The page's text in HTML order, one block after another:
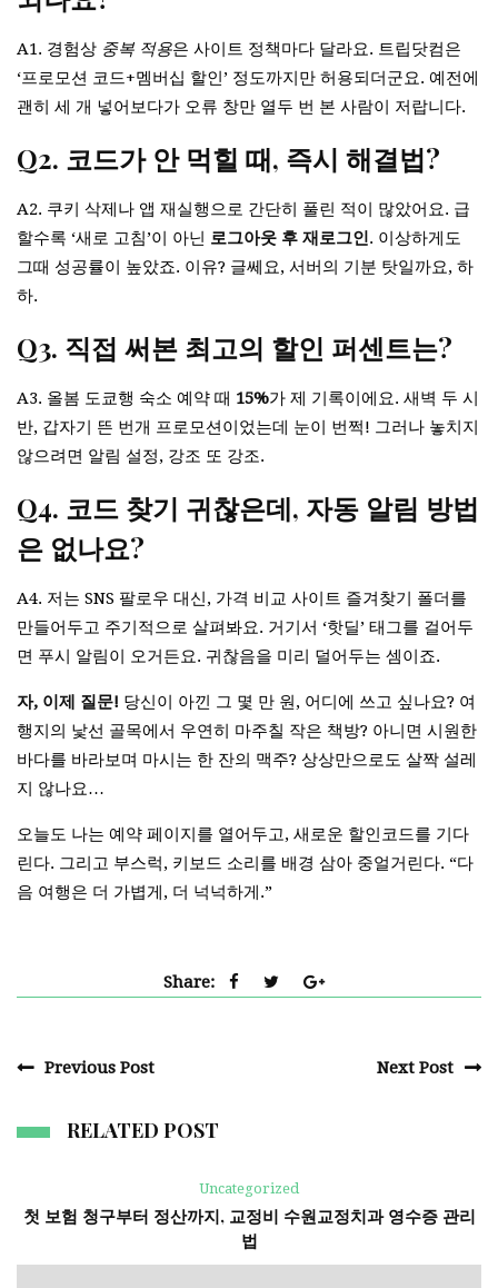
A1. 경험상 중복 적용은 사이트 정책마다 달라요. 트립닷컴은
‘프로모션 코드+멤버십 할인’ 정도까지만 허용되더군요. 예전에
괜히 세 개 넣어보다가 오류 창만 열두 번 본 사람이 저랍니다.
Q2. 코드가 안 먹힐 때, 즉시 해결법?
A2. 쿠키 삭제나 앱 재실행으로 간단히 풀린 적이 많았어요. 급
할수록 ‘새로 고침’이 아닌 로그아웃 후 재로그인. 이상하게도
그때 성공률이 높았죠. 이유? 글쎄요, 서버의 기분 탓일까요, 하
하.
Q3. 직접 써본 최고의 할인 퍼센트는?
A3. 올봄 도쿄행 숙소 예약 때 15%가 제 기록이에요. 새벽 두 시
반, 갑자기 뜬 번개 프로모션이었는데 눈이 번쩍! 그러나 놓치지
않으려면 알림 설정, 강조 또 강조.
Q4. 코드 찾기 귀찮은데, 자동 알림 방법
은 없나요?
A4. 저는 SNS 팔로우 대신, 가격 비교 사이트 즐겨찾기 폴더를
만들어두고 주기적으로 살펴봐요. 거기서 ‘핫딜’ 태그를 걸어두
면 푸시 알림이 오거든요. 귀찮음을 미리 덜어두는 셈이죠.
자, 이제 질문! 당신이 아낀 그 몇 만 원, 어디에 쓰고 싶나요? 여
행지의 낯선 골목에서 우연히 마주칠 작은 책방? 아니면 시원한
바다를 바라보며 마시는 한 잔의 맥주? 상상만으로도 살짝 설레
지 않나요…
오늘도 나는 예약 페이지를 열어두고, 새로운 할인코드를 기다
린다. 그리고 부스럭, 키보드 소리를 배경 삼아 중얼거린다. “다
음 여행은 더 가볍게, 더 넉넉하게.”
Share:
Previous Post Next Post
RELATED POST
Uncategorized
첫 보험 청구부터 정산까지, 교정비 수원교정치과 영수증 관리
법